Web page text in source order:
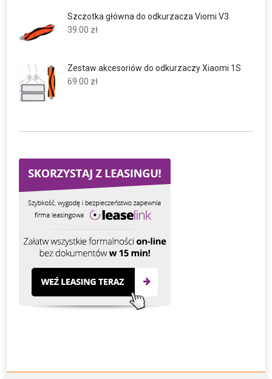
Szczotka główna do odkurzacza Viomi V3
39.00 zł
Zestaw akcesoriów do odkurzaczy Xiaomi 1S
69.00 zł